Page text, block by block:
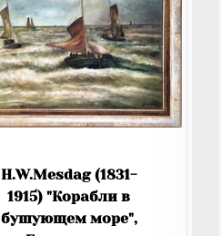
H.W.Mesdag (1831-
1915) "Корабли в
бушующем море",